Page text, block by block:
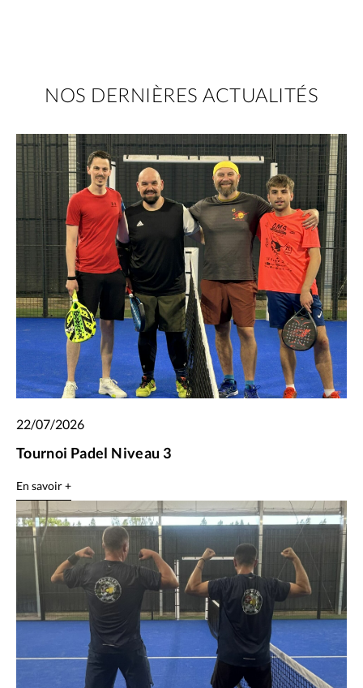
NOS DERNIÈRES ACTUALITÉS
22/07/2026
Tournoi Padel Niveau 3
En savoir +